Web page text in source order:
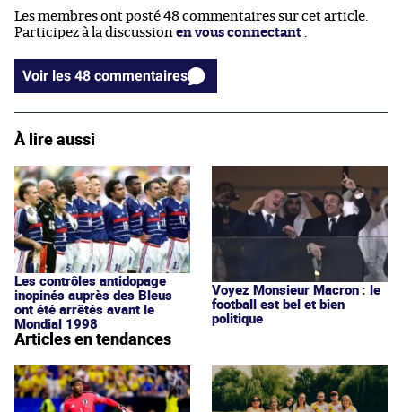
Les membres ont posté 48 commentaires sur cet article.
Participez à la discussion en vous connectant .
Voir les 48 commentaires
À lire aussi
Les contrôles antidopage
inopinés auprès des Bleus
ont été arrêtés avant le
Mondial 1998
Voyez Monsieur Macron : le
football est bel et bien
politique
Articles en tendances